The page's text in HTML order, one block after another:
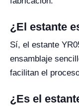
¿El estante
Sí, el estante
ensamblaje
facilitan el
¿Es el